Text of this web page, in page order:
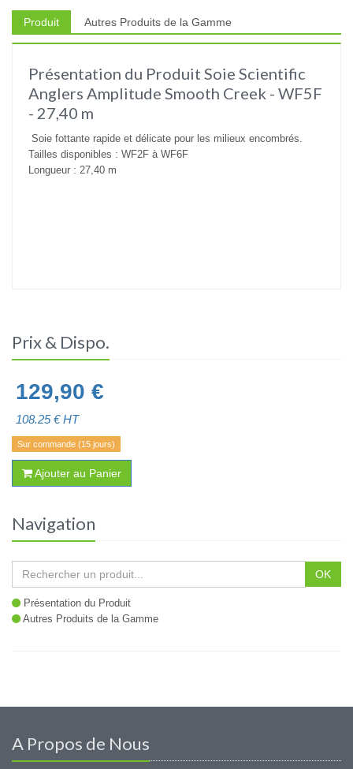
Produit Autres Produits de la Gamme
Présentation du Produit Soie Scientific
Anglers Amplitude Smooth Creek - WF5F
- 27,40 m
Soie fottante rapide et délicate pour les milieux encombrés.
Tailles disponibles : WF2F à WF6F
Longueur : 27,40 m
Prix & Dispo.
129,90 €
108.25€ HT
Sur commande (15 jours)
Ajouter au Panier
Navigation
OK
Présentation du Produit
Autres Produits de la Gamme
A Propos de Nous